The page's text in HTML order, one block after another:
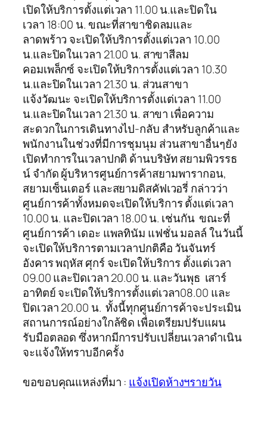
เปิดให้บริการตั้งแต่เวลา 11.00 น.และปิดใน
เวลา 18:00 น. ขณะที่สาขาชิดลมและ
ลาดพร้าว จะเปิดให้บริการตั้งแต่เวลา 10.00
น.และปิดในเวลา 21.00 น. สาขาสีลม
คอมเพล็กซ์ จะเปิดให้บริการตั้งแต่เวลา 10.30
น.และปิดในเวลา 21.30 น. ส่วนสาขา
แจ้งวัฒนะ จะเปิดให้บริการตั้งแต่เวลา 11.00
น.และปิดในเวลา 21.30 น. สาขา เพื่อความ
สะดวกในการเดินทางไป-กลับ สำหรับลูกค้าและ
พนักงานในช่วงที่มีการชุมนุม ส่วนสาขาอื่นๆยัง
เปิดทำการในเวลาปกติ ด้านบริษัท สยามพิวรรธ
น์ จำกัด ผู้บริหารศูนย์การค้าสยามพารากอน,
สยามเซ็นเตอร์ และสยามดิสคัฟเวอรี่ กล่าวว่า
ศูนย์การค้าทั้งหมดจะเปิดให้บริการ ตั้งแต่เวลา
10.00 น. และปิดเวลา 18.00 น. เช่นกัน ขณะที่
ศูนย์การค้า เดอะ แพลทินัม แฟชั่น มอลล์ ในวันนี้
จะเปิดให้บริการตามเวลาปกติคือ วันจันทร์
อังคาร พฤหัส ศุกร์ จะเปิดให้บริการ ตั้งแต่เวลา
09.00 และปิดเวลา 20.00 น. และวันพุธ เสาร์
อาทิตย์ จะเปิดให้บริการตั้งแต่เวลา08.00 และ
ปิดเวลา 20.00 น. ทั้งนี้ทุกศูนย์การค้าจะประเมิน
สถานการณ์อย่างใกล้ชิด เพื่อเตรียมปรับแผน
รับมือตลอด ซึ่งหากมีการปรับเปลี่ยนเวลาดำเนิน
จะแจ้งให้ทราบอีกครั้ง
ขอขอบคุณแหล่งที่มา : แจ้งเปิดห้างฯรายวัน